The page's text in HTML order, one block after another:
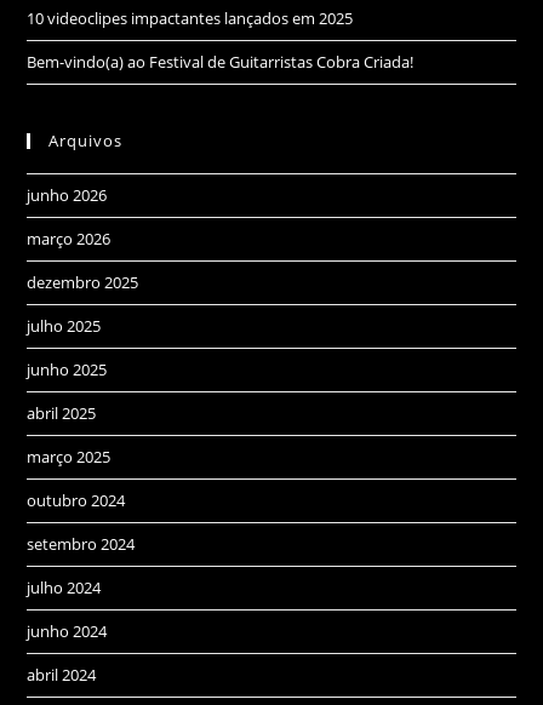
10 videoclipes impactantes lançados em 2025
Bem-vindo(a) ao Festival de Guitarristas Cobra Criada!
Arquivos
junho 2026
março 2026
dezembro 2025
julho 2025
junho 2025
abril 2025
março 2025
outubro 2024
setembro 2024
julho 2024
junho 2024
abril 2024